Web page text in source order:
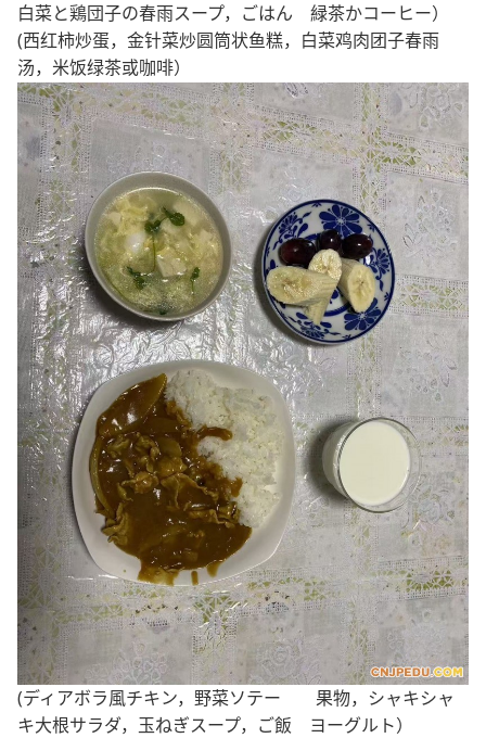
白菜と鶏団子の春雨スープ，ごはん 緑茶かコーヒー）
(西红柿炒蛋，金针菜炒圆筒状鱼糕，白菜鸡肉团子春雨
汤，米饭绿茶或咖啡）
(ディアボラ風チキン，野菜ソテー 果物，シャキシャ
キ大根サラダ，玉ねぎスープ，ご飯 ヨーグルト）